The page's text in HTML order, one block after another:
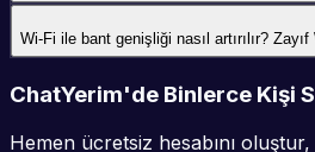
Wi‑Fi ile bant genişliği nasıl artırılır? Zayıf
ChatYerim'de Binlerce Kişi
Hemen ücretsiz hesabını